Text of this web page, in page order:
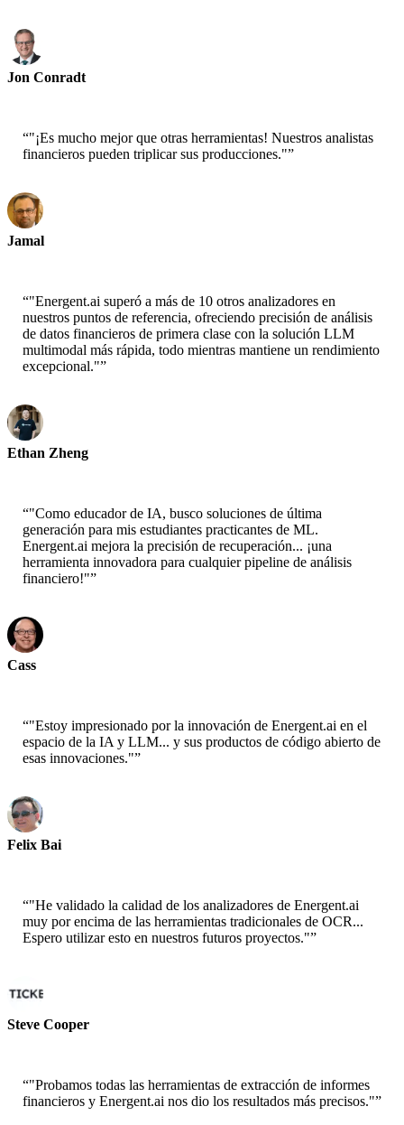
Jon Conradt
“"¡Es mucho mejor que otras herramientas! Nuestros analistas
financieros pueden triplicar sus producciones."”
Jamal
“"Energent.ai superó a más de 10 otros analizadores en
nuestros puntos de referencia, ofreciendo precisión de análisis
de datos financieros de primera clase con la solución LLM
multimodal más rápida, todo mientras mantiene un rendimiento
excepcional."”
Ethan Zheng
“"Como educador de IA, busco soluciones de última
generación para mis estudiantes practicantes de ML.
Energent.ai mejora la precisión de recuperación... ¡una
herramienta innovadora para cualquier pipeline de análisis
financiero!"”
Cass
“"Estoy impresionado por la innovación de Energent.ai en el
espacio de la IA y LLM... y sus productos de código abierto de
esas innovaciones."”
Felix Bai
“"He validado la calidad de los analizadores de Energent.ai
muy por encima de las herramientas tradicionales de OCR...
Espero utilizar esto en nuestros futuros proyectos."”
Steve Cooper
“"Probamos todas las herramientas de extracción de informes
financieros y Energent.ai nos dio los resultados más precisos."”